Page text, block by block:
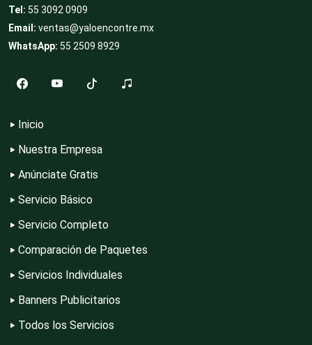
Clubes Deportivos
Cocinas Integrales
Compresores de aire
Computadoras
Tel: 55 3092 0909
Email: ventas@yaloencontre.mx
WhatsApp: 55 2509 8929
Inicio
Nuestra Empresa
Anúnciate Gratis
Servicio Básico
Servicio Completo
Comparación de Paquetes
Servicios Individuales
Banners Publicitarios
Todos los Servicios